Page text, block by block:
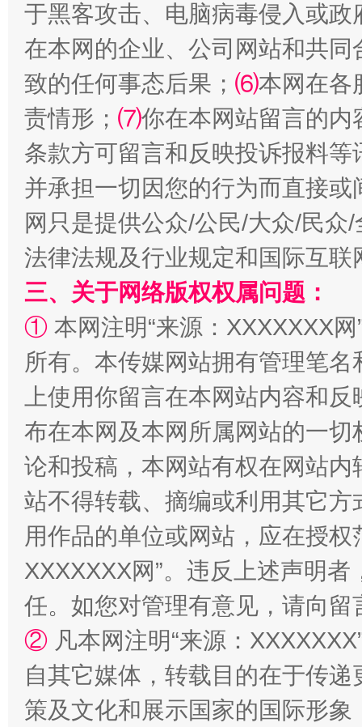
全民健身五年计划来了！等你上场
阿坝州三大球赛在茂县开幕 规模
国家大学科技园优化重塑工作
于黑客攻击、电脑病毒侵入或
在本网的企业、公司网站和共
致的任何事态后果； ⑹本网在各
责情形； ⑺你在本网站留言的内
条款方可留言和反映投诉报料
并承担一切因您的行为而直接
网只是提供公众/公民/大众/民
法律法规及行业规定和国际互
三、关于网络版权权属问题：
① 本网注明“来源：XXXXXXX
所有。本传媒网站拥有管理笔
上使用你留言在本网站内容和
布在本网及本网所属网站的一
论和投稿，本网站有权在网站
站不得转载、摘编或利用其它
用作品的单位或网站，应在授
XXXXXXX网”。违反上述声明
任。如您对管理有意见，请向
② 凡本网注明“来源：
自其它媒体，转载目的在于传
策及文化和展示国家的国际形